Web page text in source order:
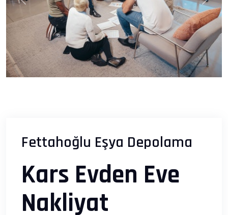
Previous Next
Fettahoğlu Eşya Depolama
Kars Evden Eve
Nakliyat